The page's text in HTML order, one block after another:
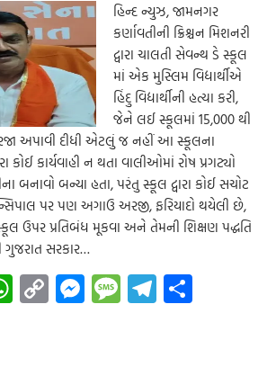
હિન્દ ન્યુઝ, જામનગર
કર્ણાવતીની ક્રિશ્ચન મિશનરી
દ્વારા ચાલતી સેવન્થ ડે સ્કૂલ
માં એક મુસ્લિમ વિદ્યાર્થીએ
હિંદુ વિદ્યાર્થીની હત્યા કરી,
જેને લઈ સ્કૂલમાં 15,000 થી
અપાવી દીધી એટલું જ નહીં આ સ્કૂલના
કોઈ કાર્યવાહી ન થતા વાલીઓમાં રોષ પ્રગટ્યો
બનાવો બન્યા હતા, પરંતુ સ્કૂલ દ્વારા કોઈ સચોટ
પર પણ અગાઉ અરજી, ફરિયાદો થયેલી છે,
ઉપર પ્રતિબંધ મૂકવા અને તેમની શિક્ષણ પદ્ધતિ
ગુજરાત સરકાર…
W
h
C
o
M
es
M
es
Te
le